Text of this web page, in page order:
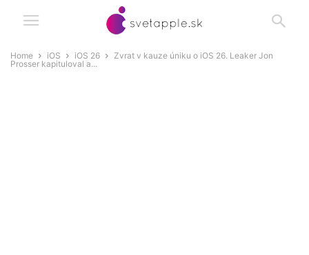
Home iOS iOS 26
Zvrat v kauze úniku o iOS 26. Leaker Jon
Prosser kapituloval a...